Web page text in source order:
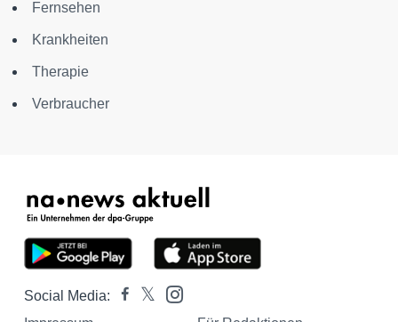
Fernsehen
Krankheiten
Therapie
Verbraucher
Social Media: